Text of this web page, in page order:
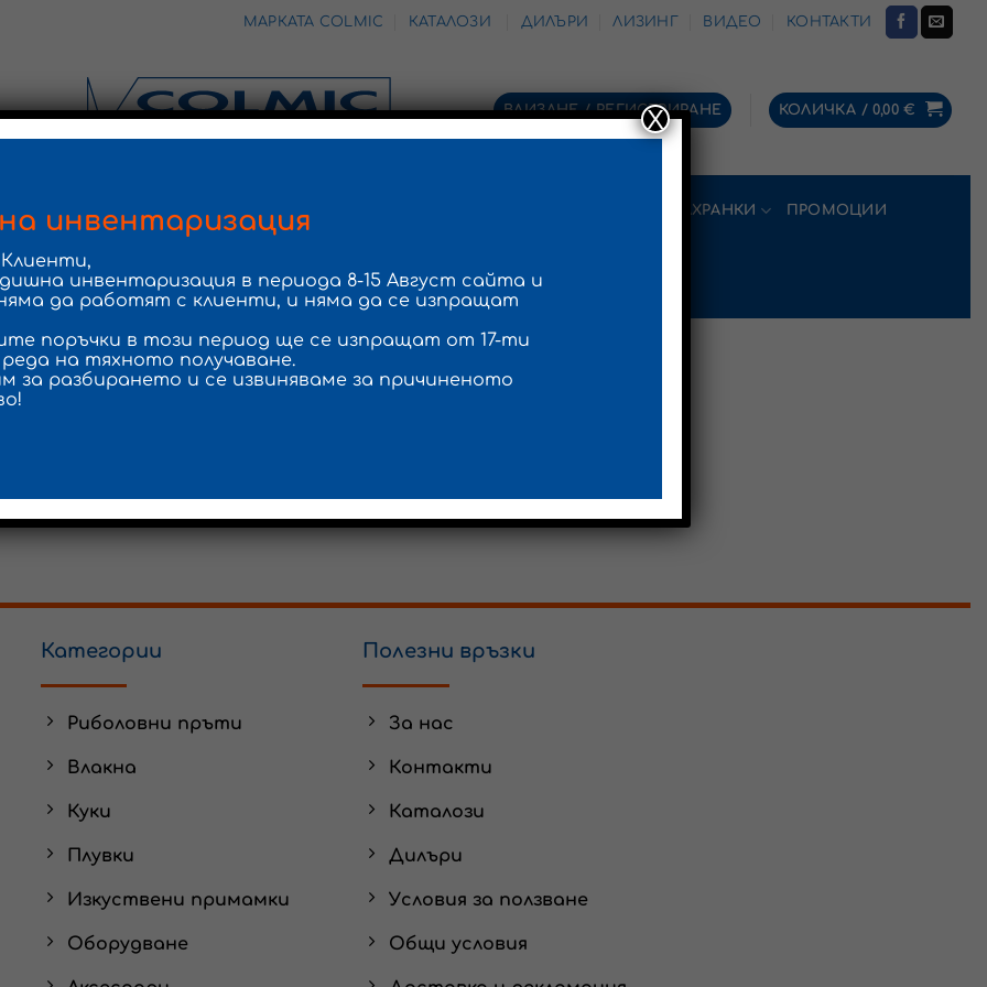
МАРКАТА COLMIC КАТАЛОЗИ ДИЛЪРИ ЛИЗИНГ ВИДЕО КОНТАКТИ
ВЛИЗАНЕ / РЕГИСТРИРАНЕ КОЛИЧКА /0,00€
ЗАХРАНКИ ПРОМОЦИИ
НОВИ ПРОДУКТИ
Категории
Риболовни пръти
Влакна
Куки
Плувки
Изкуствени примамки
Оборудване
Полезни връзки
За нас
Контакти
Каталози
Дилъри
Условия за ползване
Общи условия
инвентаризация
инвентаризация в периода 8-15 Август сайта и
да работят с клиенти, и няма да се изпращат
поръчки в този период ще се изпращат от 17-ти
на тяхното получаване.
за разбирането и се извиняваме за причиненото
X